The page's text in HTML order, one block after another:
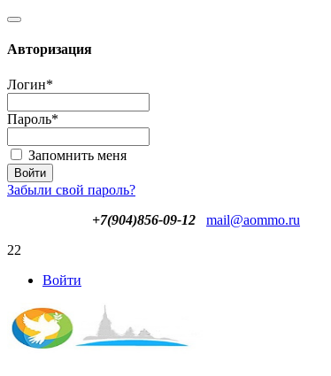
Авторизация
Логин*
Пароль*
Запомнить меня
Забыли свой пароль?
+7(904)856-09-12
mail@aommo.ru
22
Войти